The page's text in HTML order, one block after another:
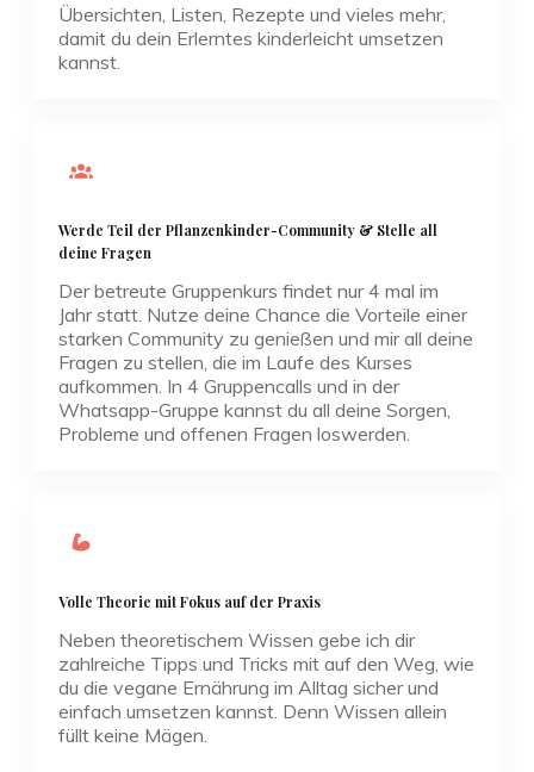
Übersichten, Listen, Rezepte und vieles mehr,
damit du dein Erlerntes kinderleicht umsetzen
kannst.
Werde Teil der Pflanzenkinder-Community & Stelle all
deine Fragen
Der betreute Gruppenkurs findet nur 4 mal im
Jahr statt. Nutze deine Chance die Vorteile einer
starken Community zu genießen und mir all deine
Fragen zu stellen, die im Laufe des Kurses
aufkommen. In 4 Gruppencalls und in der
Whatsapp-Gruppe kannst du all deine Sorgen,
Probleme und offenen Fragen loswerden.
Volle Theorie mit Fokus auf der Praxis
Neben theoretischem Wissen gebe ich dir
zahlreiche Tipps und Tricks mit auf den Weg, wie
du die vegane Ernährung im Alltag sicher und
einfach umsetzen kannst. Denn Wissen allein
füllt keine Mägen.